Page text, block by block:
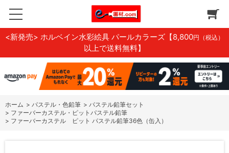
<新発売> ホルベイン水彩絵具 パールカラーズ 【8,800円（税込）
以上で送料無料】
ホーム > パステル・色鉛筆 > パステル鉛筆セット
> ファーバーカステル・ピットパステル鉛筆
> ファーバーカステル ピット パステル鉛筆36色（缶入）